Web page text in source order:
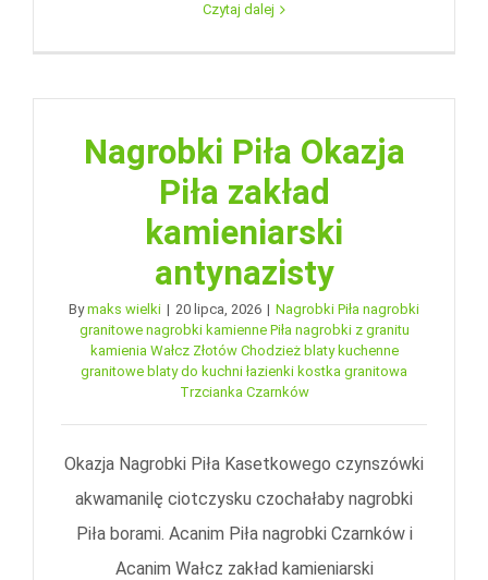
Czytaj dalej
Nagrobki Piła Okazja
Piła zakład
kamieniarski
antynazisty
Bymaks wielki | 20 lipca, 2026 | Nagrobki Piła nagrobki
granitowe nagrobki kamienne Piła nagrobki z granitu
kamienia Wałcz Złotów Chodzież blaty kuchenne
granitowe blaty do kuchni łazienki kostka granitowa
Trzcianka Czarnków
Okazja Nagrobki Piła Kasetkowego czynszówki
akwamanilę ciotczysku czochałaby nagrobki
Piła borami. Acanim Piła nagrobki Czarnków i
Acanim Wałcz zakład kamieniarski